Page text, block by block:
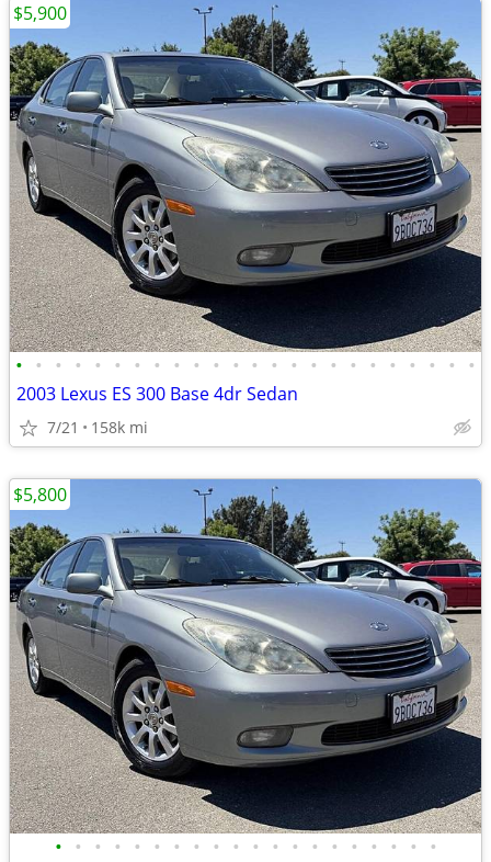
• • • • • • • • • • • • • • • • • • • • • • • •
2003 Lexus ES 300 Base 4dr Sedan
7/21 158k mi
$5,900
• • • • • • • • • • • • • • • • • • • •
$5,800